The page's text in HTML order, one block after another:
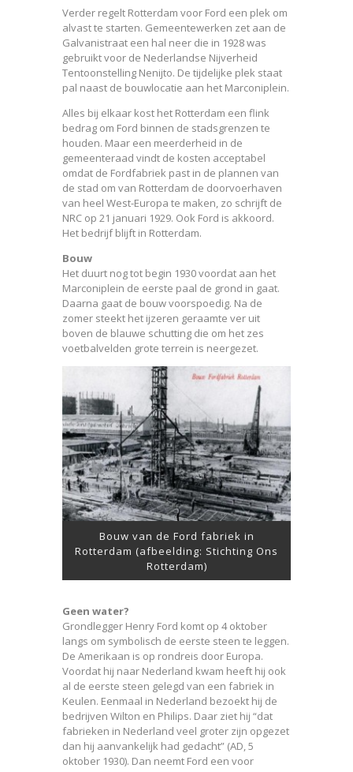
Verder regelt Rotterdam voor Ford een plek om
alvast te starten. Gemeentewerken zet aan de
Galvanistraat een hal neer die in 1928 was
gebruikt voor de Nederlandse Nijverheid
Tentoonstelling Nenijto. De tijdelijke plek staat
pal naast de bouwlocatie aan het Marconiplein.
Alles bij elkaar kost het Rotterdam een flink
bedrag om Ford binnen de stadsgrenzen te
houden. Maar een meerderheid in de
gemeenteraad vindt de kosten acceptabel
omdat de Fordfabriek past in de plannen van
de stad om van Rotterdam de doorvoerhaven
van heel West-Europa te maken, zo schrijft de
NRC op 21 januari 1929. Ook Ford is akkoord.
Het bedrijf blijft in Rotterdam.
Bouw
Het duurt nog tot begin 1930 voordat aan het
Marconiplein de eerste paal de grond in gaat.
Daarna gaat de bouw voorspoedig. Na de
zomer steekt het ijzeren geraamte ver uit
boven de blauwe schutting die om het zes
voetbalvelden grote terrein is neergezet.
Bouw van de Ford fabriek in
Rotterdam (afbeelding: Stichting Ons
Rotterdam)
Geen water?
Grondlegger Henry Ford komt op 4 oktober
langs om symbolisch de eerste steen te leggen.
De Amerikaan is op rondreis door Europa.
Voordat hij naar Nederland kwam heeft hij ook
al de eerste steen gelegd van een fabriek in
Keulen. Eenmaal in Nederland bezoekt hij de
bedrijven Wilton en Philips. Daar ziet hij “dat
fabrieken in Nederland veel groter zijn opgezet
dan hij aanvankelijk had gedacht” (AD, 5
oktober 1930). Dan neemt Ford een voor